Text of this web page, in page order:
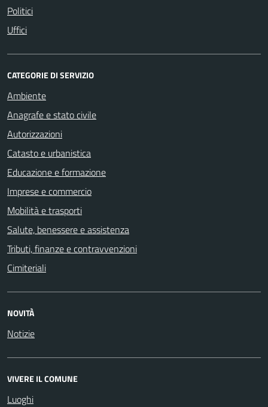
Politici
Uffici
CATEGORIE DI SERVIZIO
Ambiente
Anagrafe e stato civile
Autorizzazioni
Catasto e urbanistica
Educazione e formazione
Imprese e commercio
Mobilità e trasporti
Salute, benessere e assistenza
Tributi, finanze e contravvenzioni
Cimiteriali
NOVITÀ
Notizie
VIVERE IL COMUNE
Luoghi